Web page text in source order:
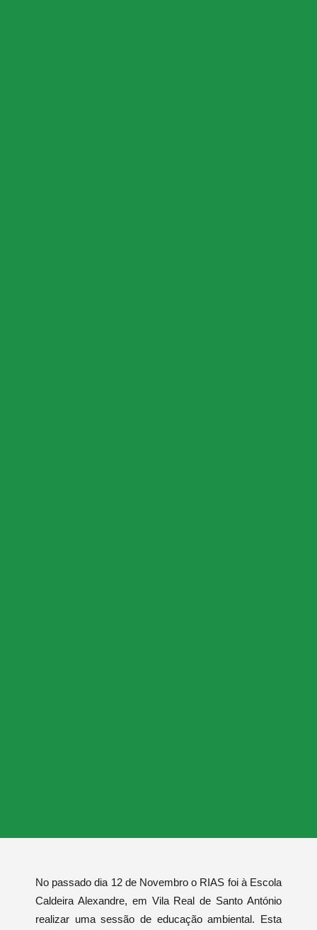
No passado dia 12 de Novembro o RIAS foi à Escola
Caldeira Alexandre, em Vila Real de Santo António
realizar uma sessão de educação ambiental. Esta